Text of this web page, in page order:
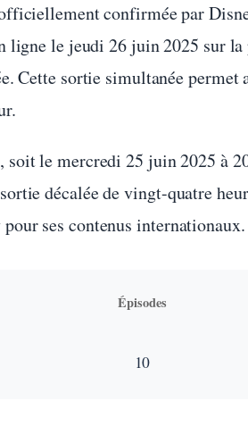
confirmée par
ligne le jeudi 26 juin 2025 sur
Cette sortie simultanée permet
le mercredi 25 juin 2025 à
décalée de vingt-quatre
ses contenus internationaux.
Épisodes
10